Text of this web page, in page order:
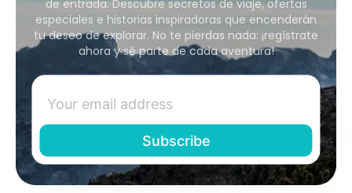
de entrada. Descubre secretos de viaje, ofertas
especiales e historias inspiradoras que encenderán
tu deseo de explorar. No te pierdas nada: ¡regístrate
ahora y sé parte de cada aventura!